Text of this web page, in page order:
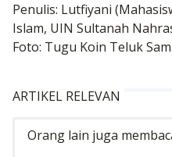
Penulis: Lutfiyani
Islam, UIN Sultanah
Foto: Tugu Koin Teluk
ARTIKEL RELEVAN
Orang lain juga